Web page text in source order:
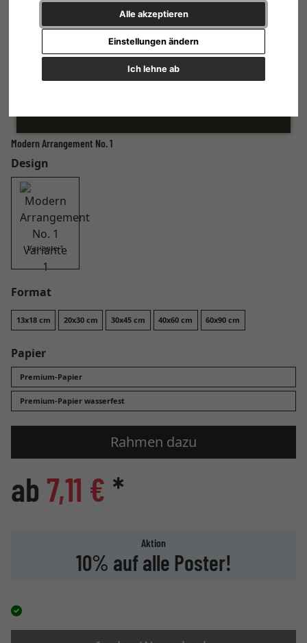
Alle akzeptieren
Ich lehne ab
Einstellungen ändern
Modern Arrangement No. 1
Design
Variante 1
Format
13x18 cm 20x30 cm 30x45 cm 40x60 cm 60x90 cm
Papier
Premium-Papier
Premium-Papier wasserfest
Rahmen dazu
ab 7,11 € *
Aktion
10% auf alle Poster!